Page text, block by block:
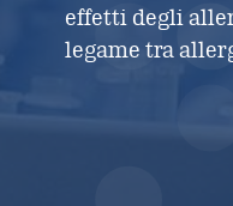
effetti degli
legame tra